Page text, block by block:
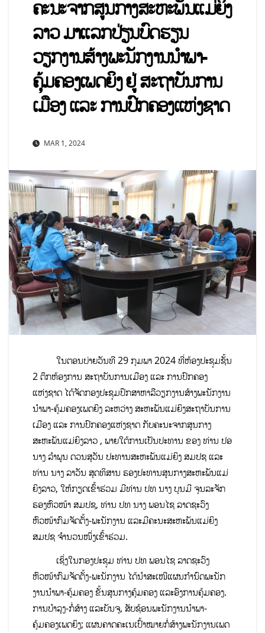
ຄະນະຈາກສູນກາງສະຫະພັນແມ່ຍິງ
ລາວ ມາແລກປ່ຽນບົດຮຽນ
ວຽກງານສ້າງພະນັກງານນໍາພາ-
ຄຸ້ມຄອງເພດຍິງ ຢູ່ ສະຖາບັນການ
ເມືອງ ແລະ ການປົກຄອງແຫ່ງຊາດ
MAR 1, 2024
ໃນຕອນບ່າຍວັນທີ 29 ກຸມພາ 2024 ທີ່ຫ້ອງປະຊຸມຊັ້ນ
2 ຕຶກຫ້ອງການ ສະຖາບັນການເມືອງ ແລະ ການປົກຄອງ
ແຫ່ງຊາດ ໄດ້ຈັດກອງປະຊຸມປຶກສາຫາລືວຽກງານສ້າງພະນັກງານ
ນໍາພາ-ຄຸ້ມຄອງເພດຍິງ ລະຫວ່າງ ສະຫະພັນແມ່ຍິງສະຖາບັນການ
ເມືອງ ແລະ ການປົກຄອງແຫ່ງຊາດ ກັບຄະນະຈາກສູນກາງ
ສະຫະພັນແມ່ຍິງລາວ , ພາຍໃຕ້ການເປັນປະທານ ຂອງ ທ່ານ ປອ
ນາງ ລໍາພູນ ດວນສຸວັນ ປະທານສະຫະພັນແມ່ຍິງ ສມປຊ ແລະ
ທ່ານ ນາງ ລາວັນ ສຸດທິສານ ຮອງປະທານສູນກາງສະຫະພັນແມ່
ຍິງລາວ, ໃຫ້ກຽດເຂົ້າຮ່ວມ ມີທ່ານ ປທ ນາງ ບຸນມີ ຈຸນລະຈັກ
ຮອງຫົວໜ້າ ສມປຊ, ທ່ານ ປທ ນາງ ພອນໄຊ ລາດຊະວົງ
ຫົວໜ້າກົມຈັດຕັ້ງ-ພະນັກງານ ແລະມີຄະນະສະຫະພັນແມ່ຍິງ
ສມປຊ ຈໍານວນໜຶ່ງເຂົ້າຮ່ວມ.
ເຊິ່ງໃນກອງປະຊຸມ ທ່ານ ປທ ພອນໄຊ ລາດຊະວົງ
ຫົວໜ້າກົມຈັດຕັ້ງ-ພະນັກງານ ໄດ້ນໍາສະເໜີແຜນກໍານົດພະນັກ
ງານນໍາພາ-ຄຸ້ມຄອງ ຂັ້ນສູນກາງຄຸ້ມຄອງ ແລະອົງການຄຸ້ມຄອງ.
ການບໍາລຸງ-ກໍ່ສ້າງ ແລະບັນຈຸ, ສັບຊ້ອນພະນັກງານນໍາພາ-
ຄຸ້ມຄອງເພດຍິງ; ແຜນຄາດຄະເນເປົ້າໝາຍກໍ່ສ້າງພະນັກງານເພດ